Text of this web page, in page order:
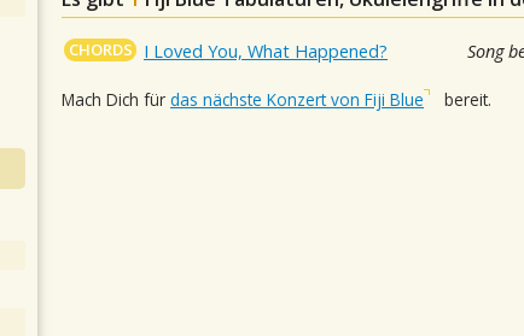
CHORDS I Loved You, What Happened? Song
Mach Dich für das nächste Konzert von Fiji Blue bereit.